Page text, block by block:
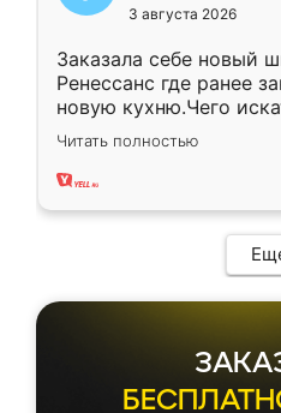
3 августа 2026
Заказала себе новый
Ренессанс где ранее
новую кухню.Чего
вполне довольна.
два года, нареканий нет.
Читать полностью